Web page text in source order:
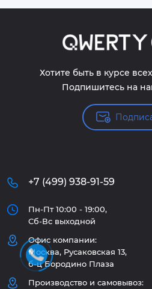
Хотите быть в курсе
Подпишитесь на
+7 (499) 938-91-59
Пн-Пт 10:00 - 19:00,
Сб-Вс выходной
Офис компании:
Москва, Русаковская 13,
б-ц Бородино Плаза
Производство и самовывоз: